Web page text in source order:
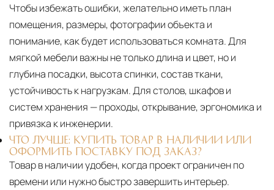
Чтобы избежать ошибки, желательно иметь план
помещения, размеры, фотографии объекта и
понимание, как будет использоваться комната. Для
мягкой мебели важны не только длина и цвет, но и
глубина посадки, высота спинки, состав ткани,
устойчивость к нагрузкам. Для столов, шкафов и
систем хранения — проходы, открывание, эргономика и
привязка к инженерии.
ЧТО ЛУЧШЕ: КУПИТЬ ТОВАР В НАЛИЧИИ ИЛИ
ОФОРМИТЬ ПОСТАВКУ ПОД ЗАКАЗ?
Товар в наличии удобен, когда проект ограничен по
времени или нужно быстро завершить интерьер.